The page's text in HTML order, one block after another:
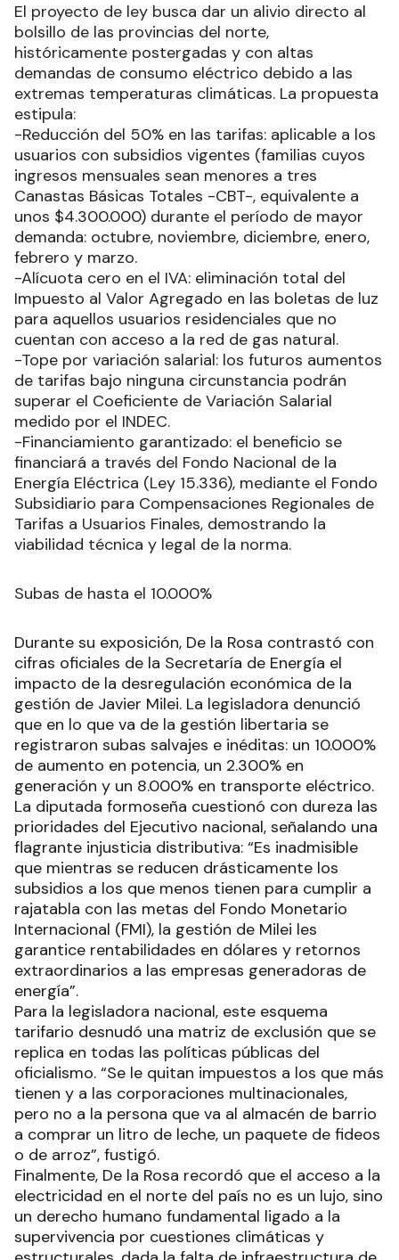
El proyecto de ley busca dar un alivio directo al
bolsillo de las provincias del norte,
históricamente postergadas y con altas
demandas de consumo eléctrico debido a las
extremas temperaturas climáticas. La propuesta
estipula:
-Reducción del 50% en las tarifas: aplicable a los
usuarios con subsidios vigentes (familias cuyos
ingresos mensuales sean menores a tres
Canastas Básicas Totales -CBT-, equivalente a
unos $4.300.000) durante el período de mayor
demanda: octubre, noviembre, diciembre, enero,
febrero y marzo.
-Alícuota cero en el IVA: eliminación total del
Impuesto al Valor Agregado en las boletas de luz
para aquellos usuarios residenciales que no
cuentan con acceso a la red de gas natural.
-Tope por variación salarial: los futuros aumentos
de tarifas bajo ninguna circunstancia podrán
superar el Coeficiente de Variación Salarial
medido por el INDEC.
-Financiamiento garantizado: el beneficio se
financiará a través del Fondo Nacional de la
Energía Eléctrica (Ley 15.336), mediante el Fondo
Subsidiario para Compensaciones Regionales de
Tarifas a Usuarios Finales, demostrando la
viabilidad técnica y legal de la norma.
Subas de hasta el 10.000%
Durante su exposición, De la Rosa contrastó con
cifras oficiales de la Secretaría de Energía el
impacto de la desregulación económica de la
gestión de Javier Milei. La legisladora denunció
que en lo que va de la gestión libertaria se
registraron subas salvajes e inéditas: un 10.000%
de aumento en potencia, un 2.300% en
generación y un 8.000% en transporte eléctrico.
La diputada formoseña cuestionó con dureza las
prioridades del Ejecutivo nacional, señalando una
flagrante injusticia distributiva: “Es inadmisible
que mientras se reducen drásticamente los
subsidios a los que menos tienen para cumplir a
rajatabla con las metas del Fondo Monetario
Internacional (FMI), la gestión de Milei les
garantice rentabilidades en dólares y retornos
extraordinarios a las empresas generadoras de
energía”.
Para la legisladora nacional, este esquema
tarifario desnudó una matriz de exclusión que se
replica en todas las políticas públicas del
oficialismo. “Se le quitan impuestos a los que más
tienen y a las corporaciones multinacionales,
pero no a la persona que va al almacén de barrio
a comprar un litro de leche, un paquete de fideos
o de arroz”, fustigó.
Finalmente, De la Rosa recordó que el acceso a la
electricidad en el norte del país no es un lujo, sino
un derecho humano fundamental ligado a la
supervivencia por cuestiones climáticas y